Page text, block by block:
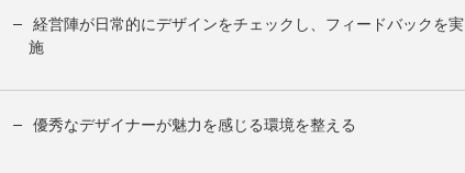
経営陣が日常的にデザインをチェックし、フィードバックを実
施
優秀なデザイナーが魅力を感じる環境を整える